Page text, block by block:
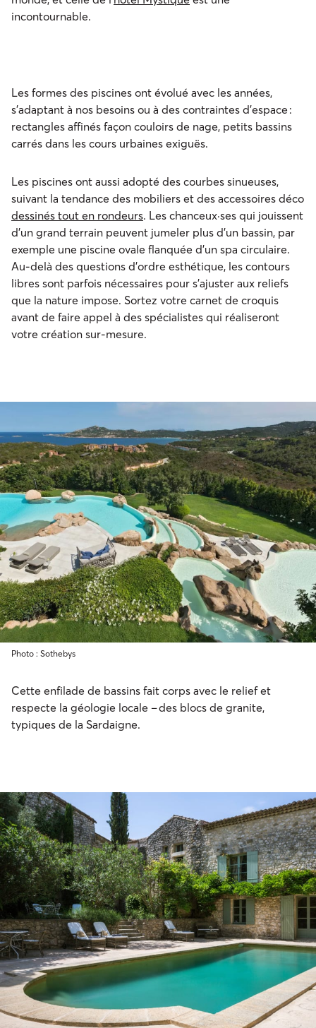
incontournable.
Les formes des piscines ont évolué avec les années,
s’adaptant à nos besoins ou à des contraintes d’espace :
rectangles affinés façon couloirs de nage, petits bassins
carrés dans les cours urbaines exiguës.
Les piscines ont aussi adopté des courbes sinueuses,
suivant la tendance des mobiliers et des accessoires déco
dessinés tout en rondeurs. Les chanceux·ses qui jouissent
d’un grand terrain peuvent jumeler plus d’un bassin, par
exemple une piscine ovale flanquée d’un spa circulaire.
Au-delà des questions d’ordre esthétique, les contours
libres sont parfois nécessaires pour s’ajuster aux reliefs
que la nature impose. Sortez votre carnet de croquis
avant de faire appel à des spécialistes qui réaliseront
votre création sur-mesure.
Photo : Sothebys
Cette enfilade de bassins fait corps avec le relief et
respecte la géologie locale – des blocs de granite,
typiques de la Sardaigne.